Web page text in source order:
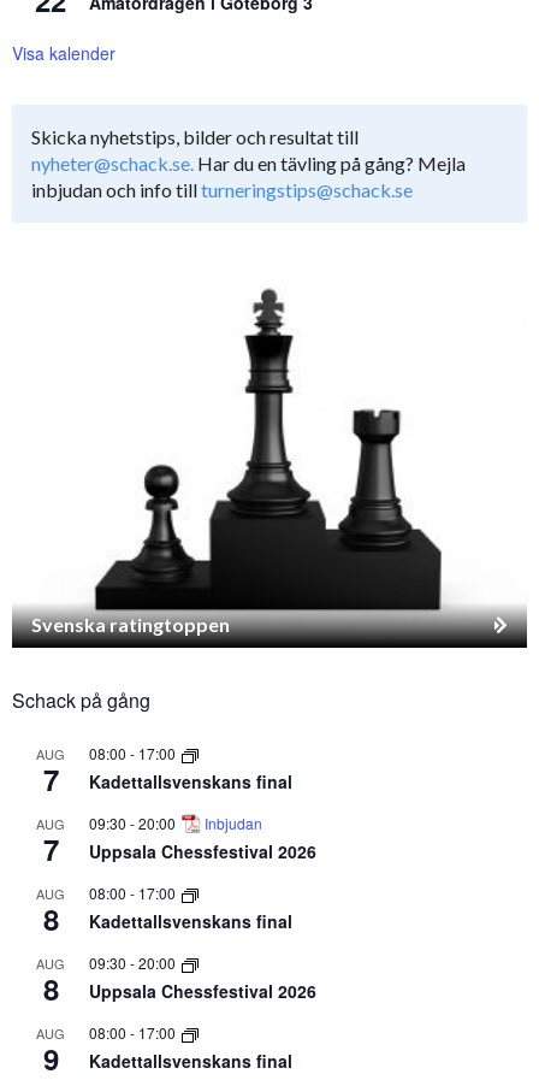
Visa kalender
Skicka nyhetstips, bilder och resultat till
nyheter@schack.se. Har du en tävling på gång? Mejla
inbjudan och info tillturneringstips@schack.se
Svenska ratingtoppen
Schack på gång
AUG
7
08:00 - 17:00
Kadettallsvenskans final
AUG
7
09:30 -20:00 Inbjudan
Uppsala Chessfestival 2026
AUG
8
08:00 - 17:00
Kadettallsvenskans final
AUG
8
09:30 -20:00
Uppsala Chessfestival 2026
AUG
9
08:00 - 17:00
Kadettallsvenskans final